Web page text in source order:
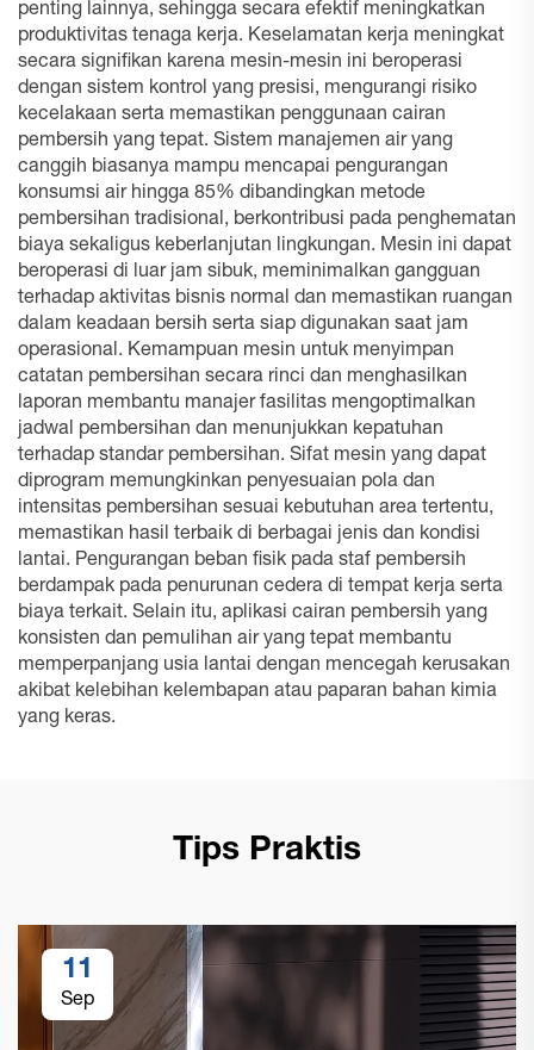
penting lainnya, sehingga secara efektif meningkatkan
produktivitas tenaga kerja. Keselamatan kerja meningkat
secara signifikan karena mesin-mesin ini beroperasi
dengan sistem kontrol yang presisi, mengurangi risiko
kecelakaan serta memastikan penggunaan cairan
pembersih yang tepat. Sistem manajemen air yang
canggih biasanya mampu mencapai pengurangan
konsumsi air hingga 85% dibandingkan metode
pembersihan tradisional, berkontribusi pada penghematan
biaya sekaligus keberlanjutan lingkungan. Mesin ini dapat
beroperasi di luar jam sibuk, meminimalkan gangguan
terhadap aktivitas bisnis normal dan memastikan ruangan
dalam keadaan bersih serta siap digunakan saat jam
operasional. Kemampuan mesin untuk menyimpan
catatan pembersihan secara rinci dan menghasilkan
laporan membantu manajer fasilitas mengoptimalkan
jadwal pembersihan dan menunjukkan kepatuhan
terhadap standar pembersihan. Sifat mesin yang dapat
diprogram memungkinkan penyesuaian pola dan
intensitas pembersihan sesuai kebutuhan area tertentu,
memastikan hasil terbaik di berbagai jenis dan kondisi
lantai. Pengurangan beban fisik pada staf pembersih
berdampak pada penurunan cedera di tempat kerja serta
biaya terkait. Selain itu, aplikasi cairan pembersih yang
konsisten dan pemulihan air yang tepat membantu
memperpanjang usia lantai dengan mencegah kerusakan
akibat kelebihan kelembapan atau paparan bahan kimia
yang keras.
Tips Praktis
11
Sep